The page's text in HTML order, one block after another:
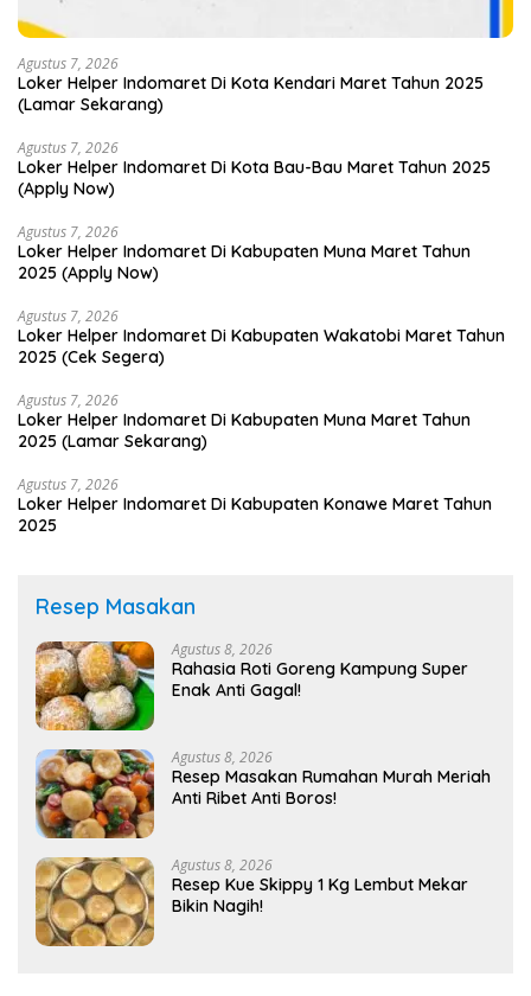
Agustus 7, 2026
Loker Helper Indomaret Di Kota Kendari Maret Tahun 2025
(Lamar Sekarang)
Agustus 7, 2026
Loker Helper Indomaret Di Kota Bau-Bau Maret Tahun 2025
(Apply Now)
Agustus 7, 2026
Loker Helper Indomaret Di Kabupaten Muna Maret Tahun
2025 (Apply Now)
Agustus 7, 2026
Loker Helper Indomaret Di Kabupaten Wakatobi Maret Tahun
2025 (Cek Segera)
Agustus 7, 2026
Loker Helper Indomaret Di Kabupaten Muna Maret Tahun
2025 (Lamar Sekarang)
Agustus 7, 2026
Loker Helper Indomaret Di Kabupaten Konawe Maret Tahun
2025
Resep Masakan
Agustus 8, 2026
Rahasia Roti Goreng Kampung Super
Enak Anti Gagal!
Agustus 8, 2026
Resep Masakan Rumahan Murah Meriah
Anti Ribet Anti Boros!
Agustus 8, 2026
Resep Kue Skippy 1 Kg Lembut Mekar
Bikin Nagih!